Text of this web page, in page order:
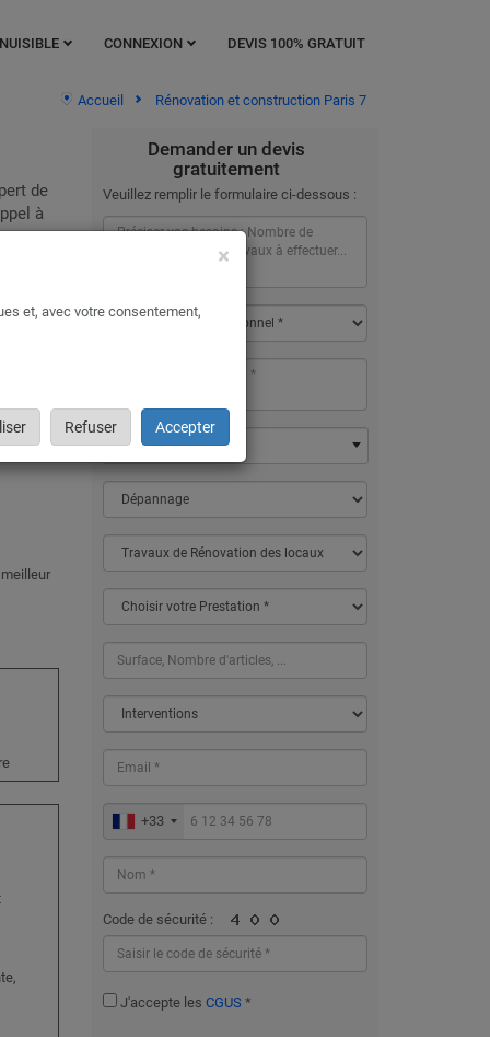
NUISIBLE CONNEXION DEVIS 100% GRATUIT
Accueil Rénovation et construction Paris 7
de
à
Demander un devis
gratuitement
Veuillez remplir le formulaire ci-dessous :
75007 - Paris 7
+33
Code de sécurité :
J'accepte les CGUS *
×
et, avec votre consentement,
Refuser Accepter